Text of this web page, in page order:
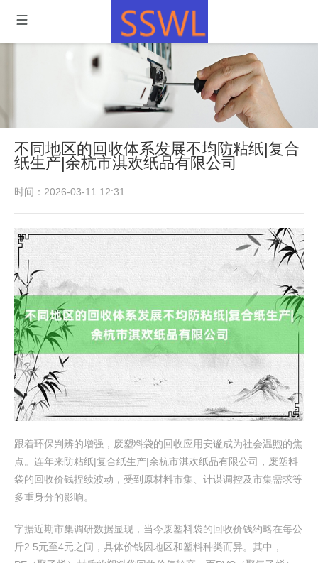
不同地区的回收体系发展不均防粘纸|复合
纸生产|余杭市淇欢纸品有限公司
时间：2026-03-11 12:31
跟着环保判辨的增强，废塑料袋的回收应用安谧成为社会温煦的焦
点。连年来防粘纸|复合纸生产|余杭市淇欢纸品有限公司，废塑料
袋的回收价钱捏续波动，受到原材料市集、计谋调控及市集需求等
多重身分的影响。
字据近期市集调研数据显现，当今废塑料袋的回收价钱约略在每公
斤2.5元至4元之间，具体价钱因地区和塑料种类而异。其中，